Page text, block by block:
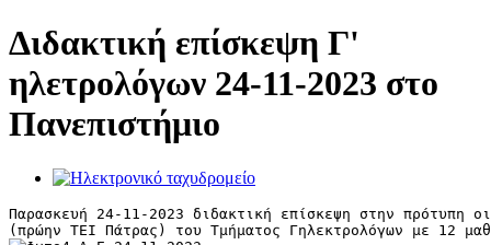
Διδακτική επίσκεψη Γ'
ηλετρολόγων 24-11-2023 στο
Πανεπιστήμιο
Παρασκευή 24-11-2023 διδακτική επίσκεψη στην πρότυπη
(πρώην ΤΕΙ Πάτρας) του Τμήματος Γηλεκτρολόγων με 12